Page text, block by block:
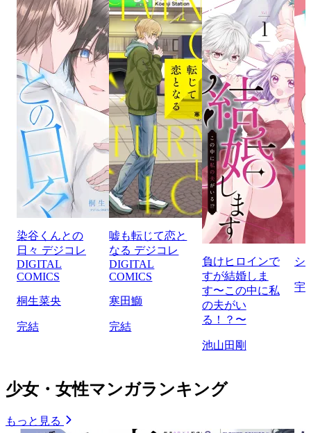
染谷くんとの
日々 デジコレ
DIGITAL
COMICS
桐生菜央
完結
嘘も転じて恋と
なる デジコレ
DIGITAL
COMICS
寒田鰤
完結
負けヒロインで
すが結婚しま
す〜この中に私
の夫がい
る！？〜
池山田剛
シ
宇
少女・女性マンガランキング
もっと見る